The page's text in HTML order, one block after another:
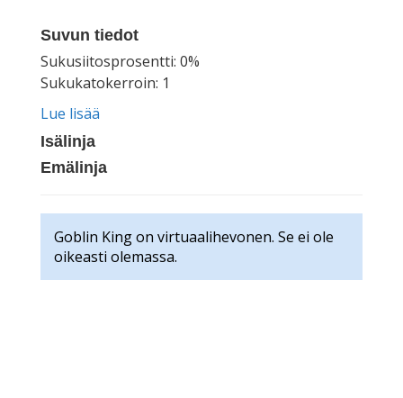
Suvun tiedot
Sukusiitosprosentti: 0%
Sukukatokerroin: 1
Lue lisää
Isälinja
Emälinja
Goblin King on virtuaalihevonen. Se ei ole
oikeasti olemassa.